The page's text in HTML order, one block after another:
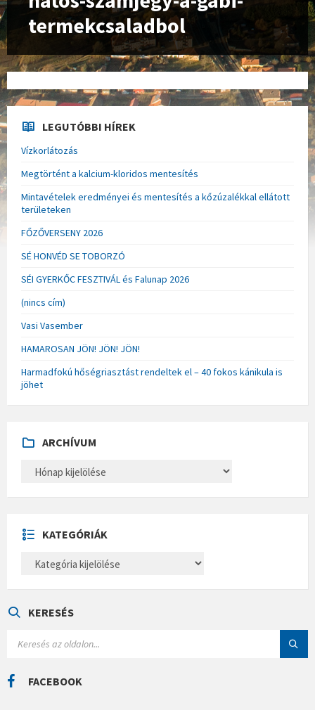
termekcsaladbol
LEGUTÓBBI HÍREK
Vízkorlátozás
Megtörtént a kalcium-kloridos mentesítés
Mintavételek eredményei és mentesítés a kőzúzalékkal ellátott
területeken
FŐZŐVERSENY 2026
SÉ HONVÉD SE TOBORZÓ
SÉI GYERKŐC FESZTIVÁL és Falunap 2026
(nincs cím)
Vasi Vasember
HAMAROSAN JÖN! JÖN! JÖN!
Harmadfokú hőségriasztást rendeltek el – 40 fokos kánikula is
jöhet
ARCHÍVUM
H
U
M
KATEGÓRIÁK
E
Á
KERESÉS
C
H
FACEBOOK